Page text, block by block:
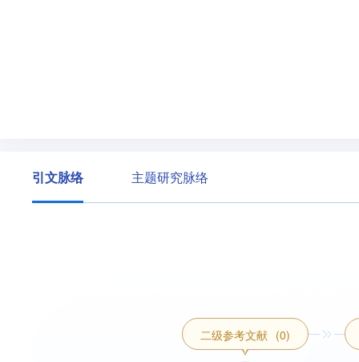
引文脉络 主题研究脉络
二级参考文献 (0)